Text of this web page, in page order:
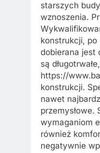
starszych
wznoszenia.
konstrukcji, po
dobierana jest
są
https://
konstrukcji.
nawet
wymaganiom
również
negatywnie